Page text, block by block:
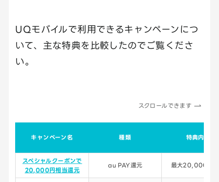
UQモバイルで利用できるキャンペーンにつ
いて、主な特典を比較したのでご覧くださ
い。
スクロールできます
キャンペーン名 種類 特典内容
スペシャルクーポンで
20,000円相当還元
au PAY還元 最大20,000円